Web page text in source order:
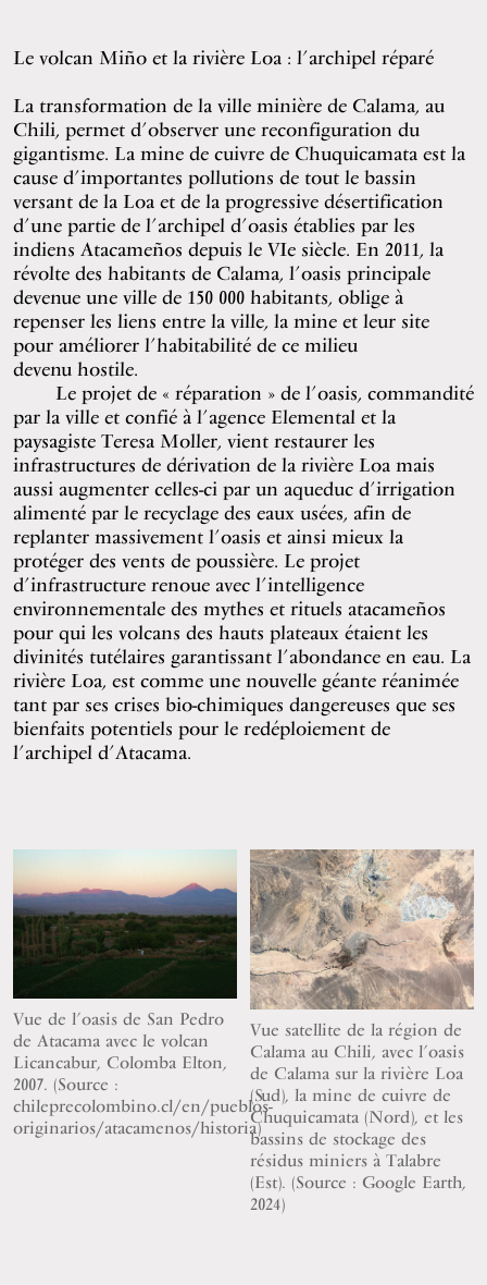
Le volcan Miño et la rivière Loa : l’archipel réparé
La transformation de la ville minière de Calama, au
Chili, permet d’observer une reconfiguration du
gigantisme. La mine de cuivre de Chuquicamata est la
cause d’importantes pollutions de tout le bassin
versant de la Loa et de la progressive désertification
d’une partie de l’archipel d’oasis établies par les
indiens Atacameños depuis le VIe siècle. En 2011, la
révolte des habitants de Calama, l’oasis principale
devenue une ville de 150 000 habitants, oblige à
repenser les liens entre la ville, la mine et leur site
pour améliorer l’habitabilité de ce milieu
devenu hostile.
Le projet de « réparation » de l’oasis, commandité
par la ville et confié à l’agence Elemental et la
paysagiste Teresa Moller, vient restaurer les
infrastructures de dérivation de la rivière Loa mais
aussi augmenter celles-ci par un aqueduc d’irrigation
alimenté par le recyclage des eaux usées, afin de
replanter massivement l’oasis et ainsi mieux la
protéger des vents de poussière. Le projet
d’infrastructure renoue avec l’intelligence
environnementale des mythes et rituels atacameños
pour qui les volcans des hauts plateaux étaient les
divinités tutélaires garantissant l’abondance en eau. La
rivière Loa, est comme une nouvelle géante réanimée
tant par ses crises bio-chimiques dangereuses que ses
bienfaits potentiels pour le redéploiement de
l’archipel d’Atacama.
Vue de l’oasis de San Pedro
de Atacama avec le volcan
Licancabur, Colomba Elton,
2007. (Source :
chileprecolombino.cl/en/pueblos-
originarios/atacamenos/historia)
Vue satellite de la région de
Calama au Chili, avec l’oasis
de Calama sur la rivière Loa
(Sud), la mine de cuivre de
Chuquicamata (Nord), et les
bassins de stockage des
résidus miniers à Talabre
(Est). (Source : Google Earth,
2024)